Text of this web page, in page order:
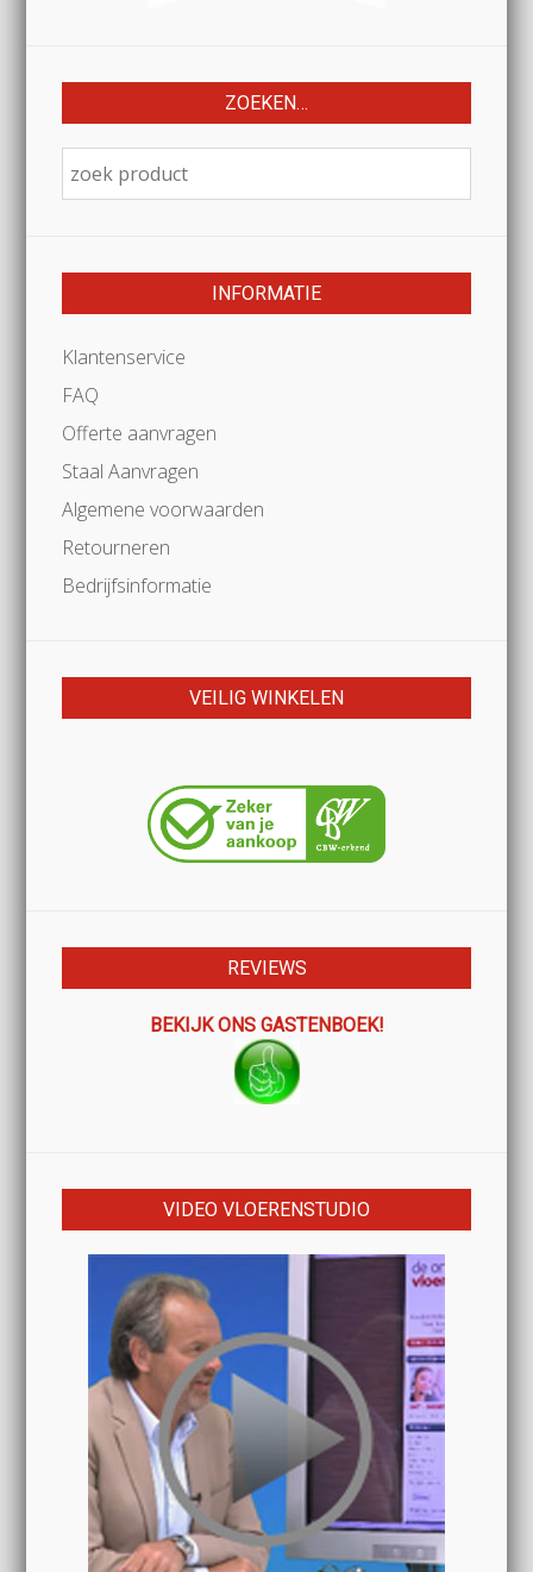
ZOEKEN…
INFORMATIE
Klantenservice
FAQ
Offerte aanvragen
Staal Aanvragen
Algemene voorwaarden
Retourneren
Bedrijfsinformatie
VEILIG WINKELEN
REVIEWS
BEKIJK ONS GASTENBOEK!
VIDEO VLOERENSTUDIO